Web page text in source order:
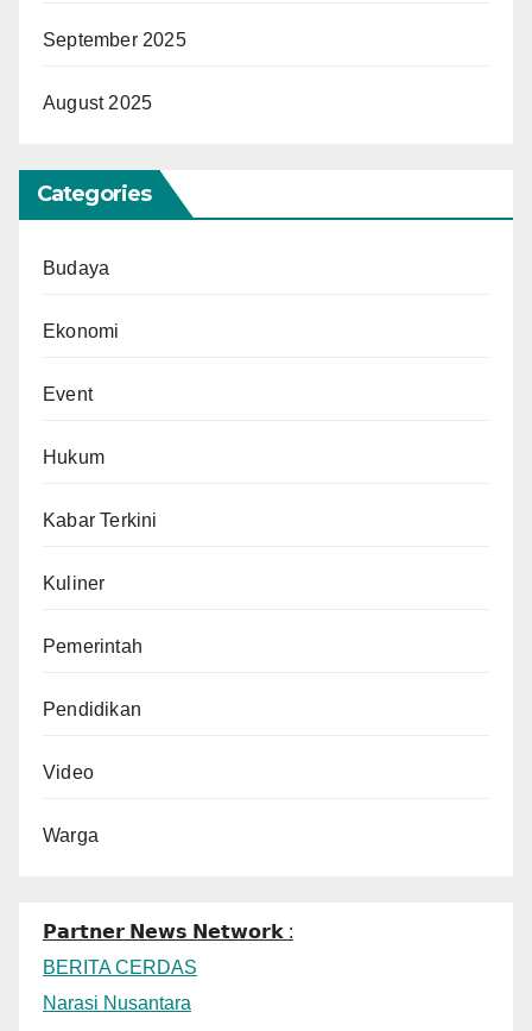
September 2025
August 2025
Categories
Budaya
Ekonomi
Event
Hukum
Kabar Terkini
Kuliner
Pemerintah
Pendidikan
Video
Warga
𝗣𝗮𝗿𝘁𝗻𝗲𝗿 𝗡𝗲𝘄𝘀 𝗡𝗲𝘁𝘄𝗼𝗿𝗸 :
BERITA CERDAS
Narasi Nusantara